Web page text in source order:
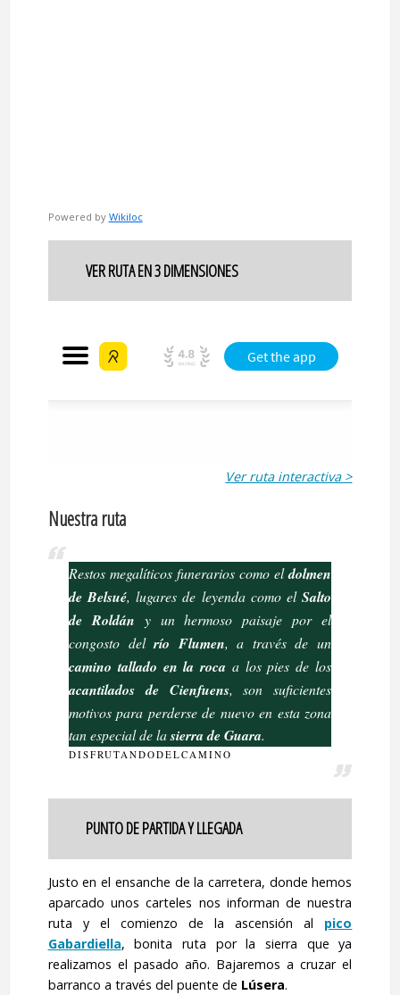
Powered by Wikiloc
VER RUTA EN 3 DIMENSIONES
Ver ruta interactiva >
Nuestra ruta
Restos megalíticos funerarios como eldolmen
de Belsué, lugares de leyenda como elSalto
de Roldán y un hermoso paisaje por el
congosto delrío Flumen, a través de un
camino tallado en la roca a los pies de los
acantilados de Cienfuens, son suficientes
motivos para perderse de nuevo en esta zona
tan especial de lasierra de Guara.
DISFRUTANDODELCAMINO
PUNTO DE PARTIDA Y LLEGADA
Justo en el ensanche de la carretera, donde hemos
aparcado unos carteles nos informan de nuestra
ruta y el comienzo de la ascensión al pico
Gabardiella, bonita ruta por la sierra que ya
realizamos el pasado año. Bajaremos a cruzar el
barranco a través del puente de Lúsera.